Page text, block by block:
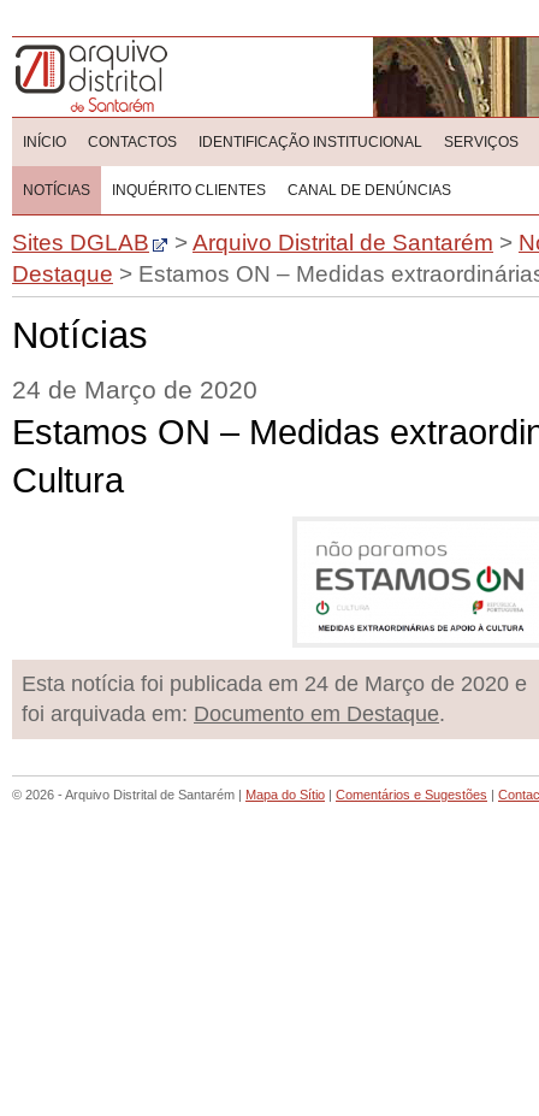
INÍCIO CONTACTOS IDENTIFICAÇÃO INSTITUCIONAL SERVIÇOS
NOTÍCIAS INQUÉRITO CLIENTES CANAL DE DENÚNCIAS
Sites DGLAB >Arquivo Distrital de Santarém >
Destaque > Estamos ON – Medidas
Notícias
24 de Março de 2020
Estamos ON – Medidas
Cultura
Esta notícia foi publicada em 24 de Março de 2020 e
foi arquivada em: Documento em Destaque.
© 2026 - Arquivo Distrital de Santarém | Mapa do Sítio | Comentários e Sugestões |